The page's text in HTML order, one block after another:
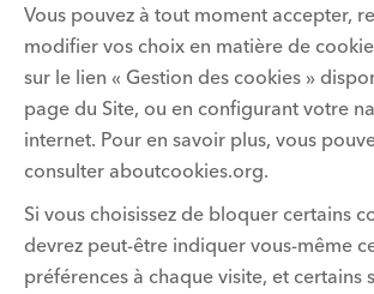
Vous pouvez à tout moment accepter,
modifier vos choix en matière de
sur le lien « Gestion des cookies »
page du Site, ou en configurant votre
internet. Pour en savoir plus, vous
consulter aboutcookies.org.
Si vous choisissez de bloquer certains
devrez peut-être indiquer vous-même
préférences à chaque visite, et certains